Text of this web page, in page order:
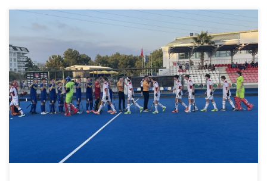
Für Österreich bei der Europameisterschaft – unsere
unvergessliche Hockey-Reise in die Türkei! Ein Bericht von
Josef und Augustin Liebscher, Klasse […]